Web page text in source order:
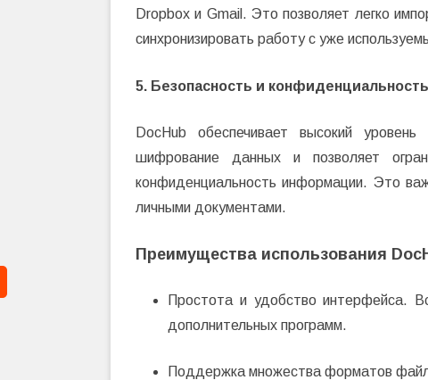
Dropbox и Gmail. Это позволяет легко
синхронизировать работу с уже
5. Безопасность и конфиденциальность
DocHub обеспечивает высокий
шифрование данных и позволяет
конфиденциальность информации. Это
личными документами.
Преимущества использования
Простота и удобство интерфейса.
дополнительных программ.
Поддержка множества форматов